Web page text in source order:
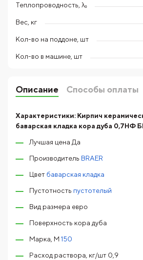
Теплопроводность, λ₀
Вес, кг
Кол-во на поддоне, шт
Кол-во в машине, шт
Описание Способы оплаты
Характеристики: Кирпич
баварская кладка кора дуба 0,7НФ
Лучшая цена Да
Производитель BRAER
Цвет баварская кладка
Пустотность пустотелый
Вид размера евро
Поверхность кора дуба
Марка, М 150
Расход раствора, кг/шт 0,9